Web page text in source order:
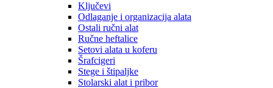
Ključevi
Odlaganje i organizacija alata
Ostali ručni alat
Ručne heftalice
Setovi alata u koferu
Šrafcigeri
Stege i štipaljke
Stolarski alat i pribor